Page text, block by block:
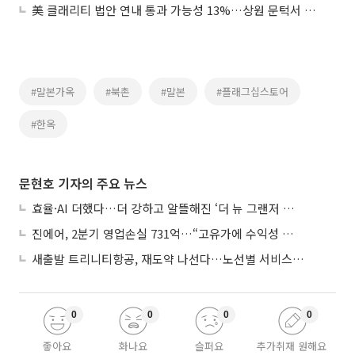
美 클래리티 법안 연내 통과 가능성 13%…상원 문턱서 제동
#말본가옥 #북촌 #말본 #플래그십스토어
#한옥
문현호 기자의 주요 뉴스
효율·AI 더했다…더 강하고 알뜰해진 ‘더 뉴 그랜저 하이브리드’
진에어, 2분기 영업손실 731억…“고유가에 수익성 악화”
새출발 트리니티항공, 재도약 나선다…노선별 서비스 차별화
좋아요
0
화나요
0
슬퍼요
0
추가취재 원해요
0